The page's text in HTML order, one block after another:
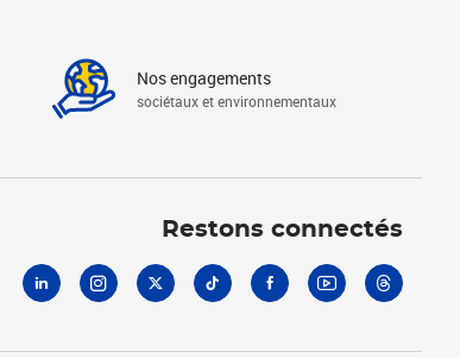
Nos engagements
sociétaux et environnementaux
Restons connectés